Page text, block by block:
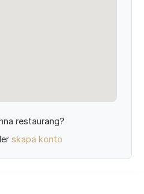
restaurang?
skapa konto